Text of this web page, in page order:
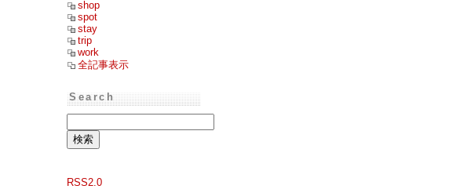
shop
spot
stay
trip
work
全記事表示
Search
RSS2.0